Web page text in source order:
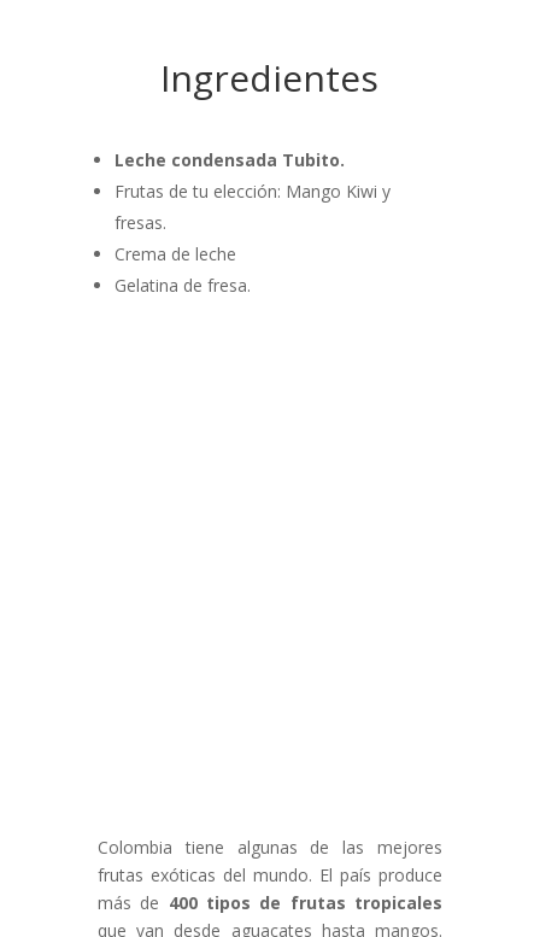
Ingredientes
Leche condensada Tubito.
Frutas de tu elección: Mango Kiwi y
fresas.
Crema de leche
Gelatina de fresa.
Colombia tiene algunas de las mejores
frutas exóticas del mundo. El país produce
más de 400 tipos de frutas tropicales
que van desde aguacates hasta mangos.